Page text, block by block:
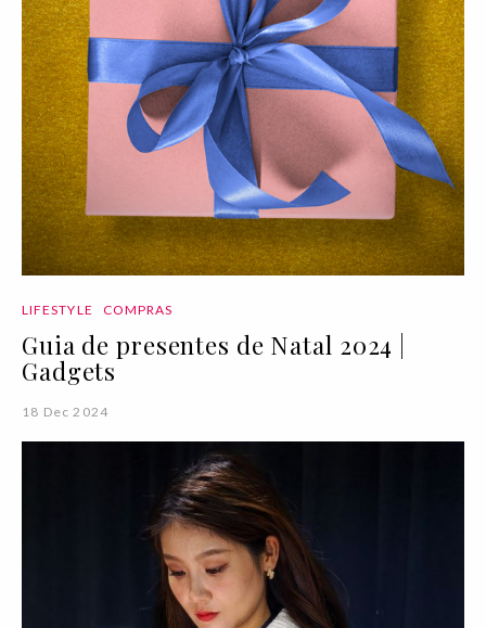
LIFESTYLE COMPRAS
Guia de presentes de Natal 2024 |
Gadgets
18 Dec 2024